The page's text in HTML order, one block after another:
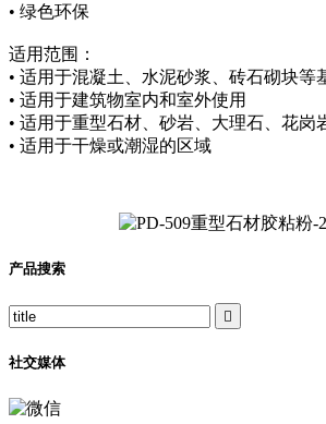
• 绿色环保
适用范围：
• 适用于混凝土、水泥砂浆、砖石砌块等
• 适用于建筑物室内和室外使用
• 适用于重型石材、砂岩、大理石、花岗
• 适用于干燥或潮湿的区域
产品搜索

社交媒体